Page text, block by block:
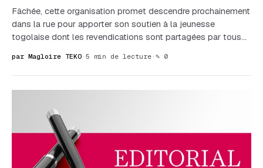
Fâchée, cette organisation promet descendre prochainement
dans la rue pour apporter son soutien à la jeunesse
togolaise dont les revendications sont partagées par tous...
par Magloire TEKO · 5 min de lecture · ✎ 0